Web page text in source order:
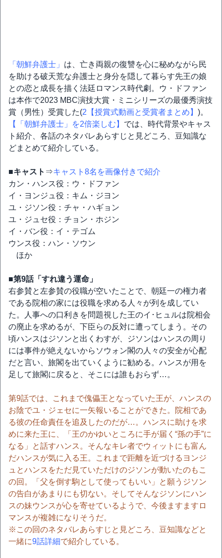
「朝鮮弁護士」 は、亡き両親の復讐を心に秘めながら民
を助ける破天荒な弁護士と身分を隠して暮らす先王の娘
との恋と成長を描く法廷ロマンス時代劇。ウ・ドファン
は本作で2023 MBC演技大賞・ミニシリーズの最優秀演技
賞（男性）受賞した(2【授賞式動画と受賞者まとめ】 )。
【「朝鮮弁護士」を2倍楽しむ】 では、時代背景やキャス
ト紹介、各話のネタバレあらすじと見どころ、豆知識な
どまとめて紹介している。
■キャスト ⇒キャスト8名を画像付きで紹介
カン・ハンス役：ウ・ドファン
イ・ヨンジュ役：キム・ジヨン
ユ・ジソン役：チャ・ハギョン
ユ・ジュセ役：チョン・ホジン
イ・バン役：イ・テゴム
ウンス役：ハン・ソウン
ほか
■第9話「すれ違う運命」
右参賛と左参賛の役職が空いたことで、朝廷一の権力者
である院相の家には役職を求める人々が列を成してい
た。人事への口利きを問題視した王のイ･ヒュルは院相会
の廃止を求めるが、下臣らの反対に遭ってしまう。その
頃ハンスはジソンと出くわすが、ジソンはハンスの周り
には事件が絶えないからソウォン閣の人々の安全が心配
だと言い、旅閣を出ていくように勧める。ハンスが用を
足して旅閣に戻ると、そこには誰もおらず…。
第9話では、これまで傀儡王となっていた王が、ハンスの
お陰でユ・ジェセに一矢報いることができた。院相であ
る彼の任命責任を追及したのだが…。ハンスに助けを求
めに来た王に、「王のかゆいところに手が届く“孫の手”に
なる」と話すハンス。そんなキレ者でウィットにも富ん
だハンスが気に入る王。これまで距離を近づけるヨンジ
ュとハンスをただ見ていただけのジソンが動いたのもこ
の回。「父を倒す駒として使ってもいい」と願うジソン
の告白があまりにも切ない。そしてそんなジソンにハン
スの妹ウンスが心を寄せているようで、今後ますますロ
マンスが複雑になりそうだ。
※この回のネタバレあらすじと見どころ、豆知識などと
一緒に9話詳細で紹介している。